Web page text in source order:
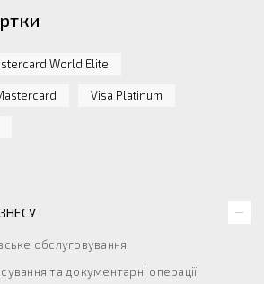
World Elite
Visa Platinum
обслуговування
та документарні операції